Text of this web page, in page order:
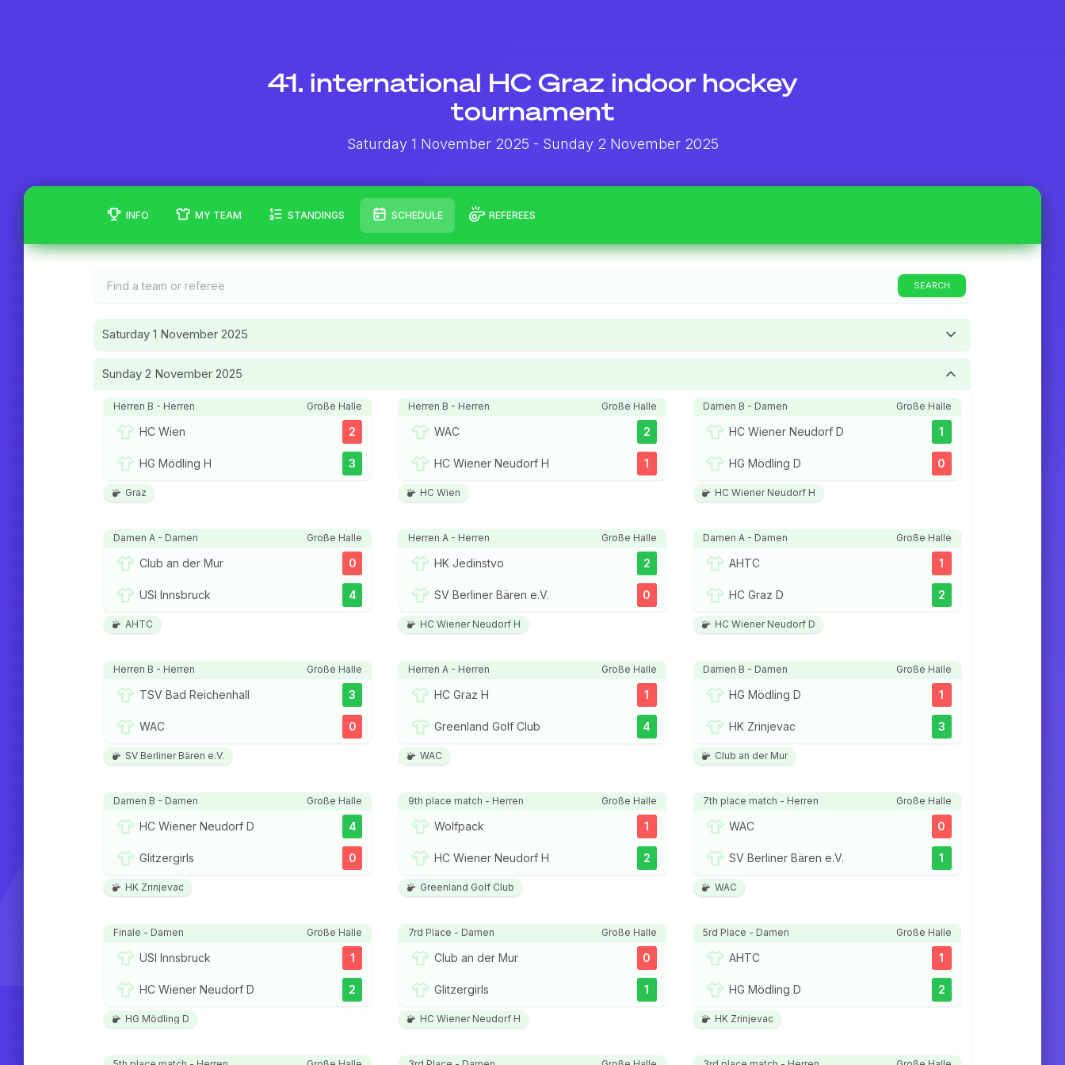
41. international HC Graz indoor hockey
tournament
Saturday 1 November 2025 - Sunday 2 November 2025
INFO MY TEAM STANDINGS SCHEDULE REFEREES
SEARCH
Saturday 1 November 2025
Sunday 2 November 2025
Herren B - Herren Große Halle
HC Wien 2
HG Mödling H 3
Graz
Herren B - Herren Große Halle
WAC 2
HC Wiener Neudorf H 1
HC Wien
Damen B - Damen Große Halle
HC Wiener Neudorf D 1
HG Mödling D 0
HC Wiener Neudorf H
Damen A - Damen Große Halle
Club an der Mur 0
USI Innsbruck 4
AHTC
Herren A - Herren Große Halle
HK Jedinstvo 2
SV Berliner Bären e.V. 0
HC Wiener Neudorf H
Damen A - Damen Große Halle
AHTC 1
HC Graz D 2
HC Wiener Neudorf D
Herren B - Herren Große Halle
TSV Bad Reichenhall 3
WAC 0
SV Berliner Bären e.V.
Herren A - Herren Große Halle
HC Graz H 1
Greenland Golf Club 4
WAC
Damen B - Damen Große Halle
HG Mödling D 1
HK Zrinjevac 3
Club an der Mur
Damen B - Damen Große Halle
HC Wiener Neudorf D 4
Glitzergirls 0
HK Zrinjevac
9th place match - Herren Große Halle
Wolfpack 1
HC Wiener Neudorf H 2
Greenland Golf Club
7th place match - Herren Große Halle
WAC 0
SV Berliner Bären e.V. 1
WAC
Finale - Damen Große Halle
USI Innsbruck 1
HC Wiener Neudorf D 2
HG Mödling D
7rd Place - Damen Große Halle
Club an der Mur 0
Glitzergirls 1
HC Wiener Neudorf H
5rd Place - Damen Große Halle
AHTC 1
HG Mödling D 2
HK Zrinjevac